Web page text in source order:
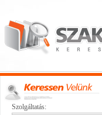
Szolgáltatás: